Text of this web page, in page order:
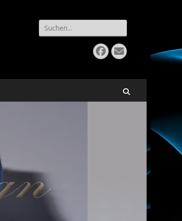
Search
for:
Facebook
Email